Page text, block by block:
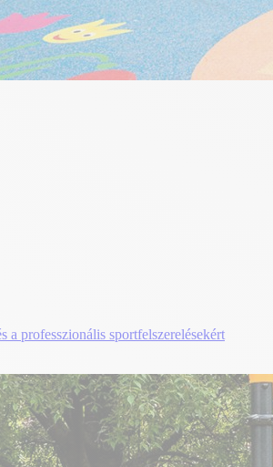
a professzionális sportfelszerelésekért